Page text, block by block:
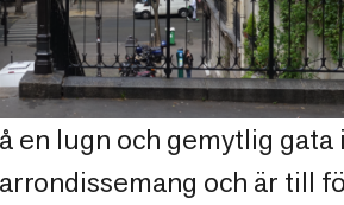
en lugn och gemytlig gata
och är till